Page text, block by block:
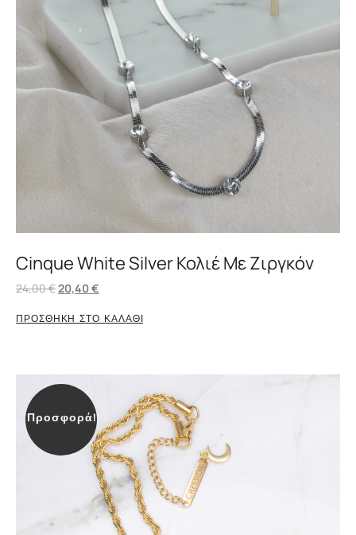
Cinque White Silver Κολιέ Με Ζιργκόν
24,00€20,40€
ΠΡΟΣΘΗΚΗ ΣΤΟ ΚΑΛΑΘΙ
Προσφορά!